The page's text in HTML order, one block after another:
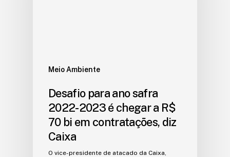
Meio Ambiente
Desafio para ano safra
2022-2023 é chegar a R$
70 bi em contratações, diz
Caixa
O vice-presidente de atacado da Caixa,